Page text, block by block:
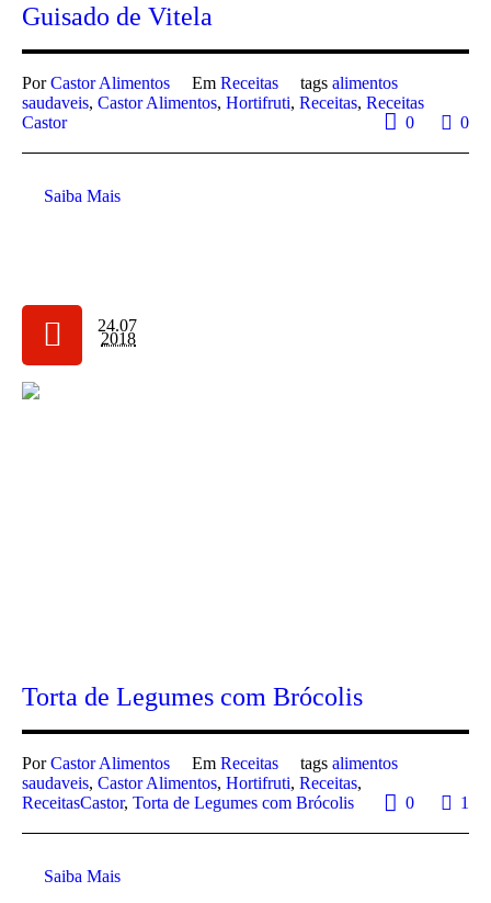
Guisado de Vitela
PorCastor Alimentos Em Receitas tags alimentos
saudaveis, Castor Alimentos, Hortifruti, Receitas, Receitas
Castor
0
0
Saiba Mais
24.07
2018
Torta de Legumes com Brócolis
PorCastor Alimentos Em Receitas tags alimentos
saudaveis, Castor Alimentos, Hortifruti, Receitas,
ReceitasCastor, Torta de Legumes com Brócolis 1
0
Saiba Mais